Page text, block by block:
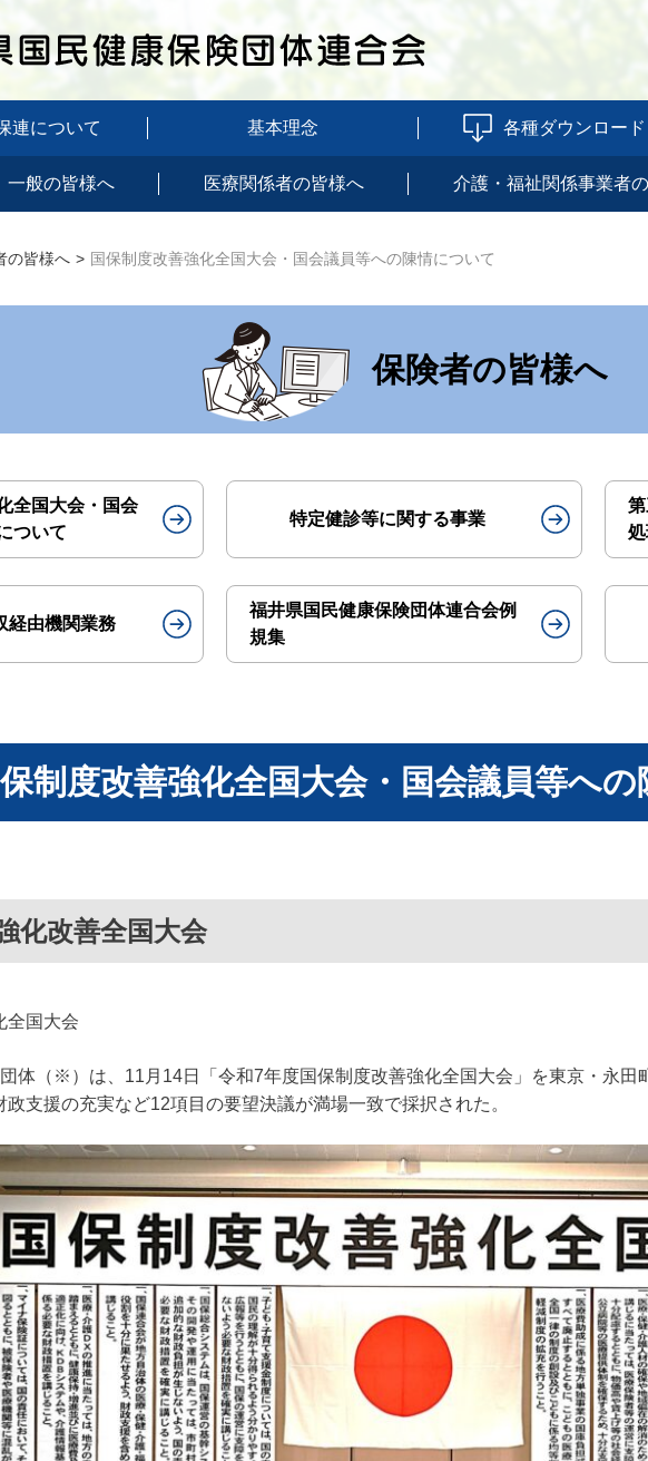
連について 基本理念 各種ダウンロード
一般の皆様へ 医療関係者の皆様へ 介護・福祉関係事業者
の皆様へ 国保制度改善強化全国大会・国会議員等への陳情について
保険者の皆様へ
全国大会・国会
ついて
特定健診等に関する事業
経由機関業務
福井県国民健康保険団体連合会例
規集
制度改善強化全国大会・国会議員等へ
化改善全国大会
国大会
体（※）は、11月14日「令和7年度国保制度改善強化全国大会」を東京・永
支援の充実など12項目の要望決議が満場一致で採択された。